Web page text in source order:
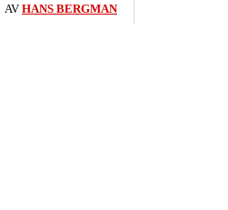
AV HANS BERGMAN